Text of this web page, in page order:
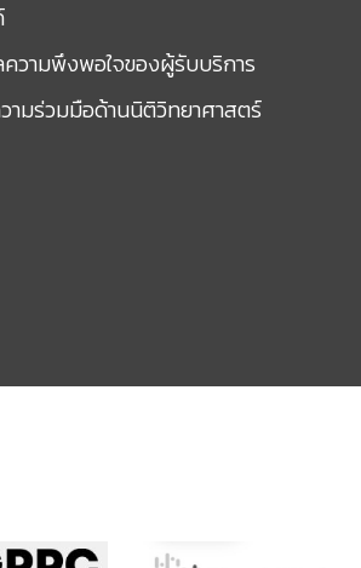
วามพึงพอใจของผู้รับบริการ
ามร่วมมือด้านนิติวิทยาศาสตร์